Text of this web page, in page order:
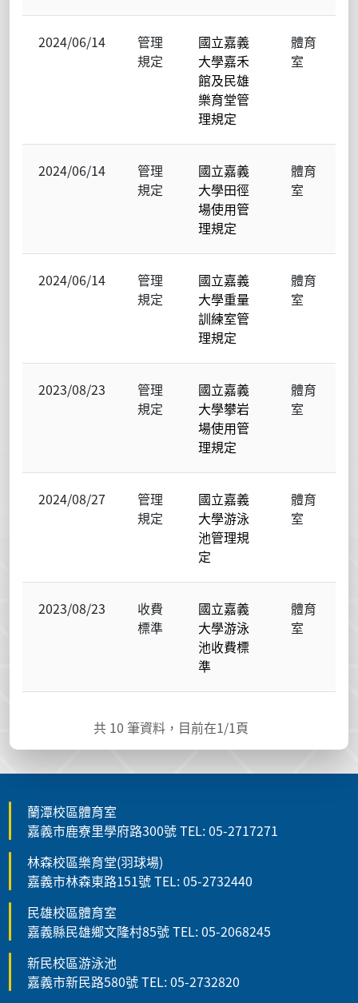
2024/06/14
管理
規定
國立嘉義
大學嘉禾
館及民雄
樂育堂管
理規定
體育
室
2024/06/14
管理
規定
國立嘉義
大學田徑
場使用管
理規定
體育
室
2024/06/14
管理
規定
國立嘉義
大學重量
訓練室管
理規定
體育
室
2023/08/23
管理
規定
國立嘉義
大學攀岩
場使用管
理規定
體育
室
2024/08/27
管理
規定
國立嘉義
大學游泳
池管理規
定
體育
室
2023/08/23
收費
標準
國立嘉義
大學游泳
池收費標
準
體育
室
共 10 筆資料，目前在1/1頁
蘭潭校區體育室
嘉義市鹿寮里學府路300號 TEL: 05-2717271
林森校區樂育堂(羽球場)
嘉義市林森東路151號 TEL: 05-2732440
民雄校區體育室
嘉義縣民雄鄉文隆村85號 TEL: 05-2068245
新民校區游泳池
嘉義市新民路580號 TEL: 05-2732820